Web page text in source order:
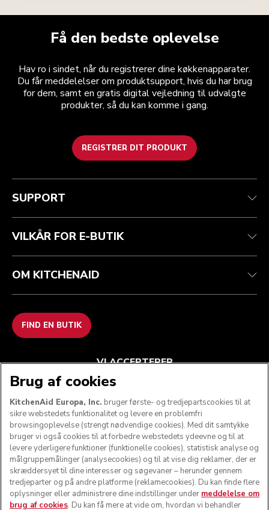
Få den bedste oplevelse
Hav ro i sindet, når du registrerer dine køkkenapparater.
Du får meddelelser om produktsupport, hvis du har brug
for dem, samt en gratis digital vejledning til udvalgte
produkter, så du kan komme i gang.
REGISTRER DIT PRODUKT
Health check
Spor din ordre
Ofte stillede spørgsmål
Vilkår og betingelser
Returnering og refusion
ODR
Mærket
Find en butik
SUPPORT
VILKÅR FOR E-BUTIK
OM KITCHENAID
FIND EN BUTIK
VI ACCEPTERER
FØLG OS
Brug af cookies
KitchenAid Europa, Inc. bruger første- og tredjepartscookies til at
sikre webstedets funktionalitet og levere en problemfri
browsingoplevelse (strengt nødvendige cookies). Med dit samtykke
bruger vi også cookies til at forbedre webstedets ydeevne og til at
levere yderligere funktioner (funktionelle cookies), statistisk analyse og
målgruppemålinger (analysecookies) og til at vise dig reklamer, der er
skræddersyet til dine interesser og søgevaner – herunder gennem
tredjeparter og på andre platforme (reklamecookies). Du kan finde flere
oplysninger eller administrere dine indstillinger under meddelelse om
brug af cookies. Du kan få mere at vide om, hvordan vi behandler